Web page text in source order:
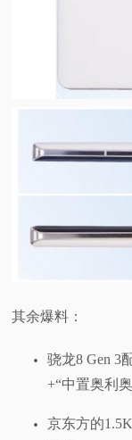
其余爆料：
骁龙8 Gen 3
+“中置奥利
京东方的